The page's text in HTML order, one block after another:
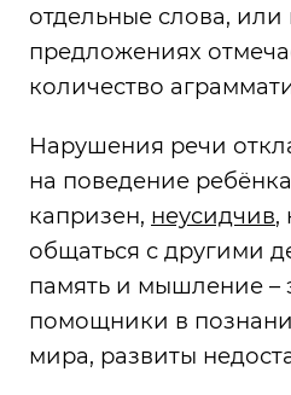
отдельные слова, или
предложениях
количество
Нарушения речи
на поведение
капризен, неусидчив,
общаться с другими
память и мышление –
помощники в
мира, развиты